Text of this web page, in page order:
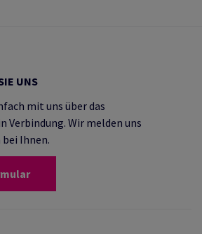
UNS
mit uns über das
Wir melden uns
Ihnen.